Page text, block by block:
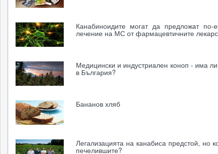
Канабиноидите могат да предложат по-
лечение на МС от фармацевтичните
Медицински и индустриален коноп - има
в България?
Бананов хляб
Легализацията на канабиса предстой, но
печелившите?